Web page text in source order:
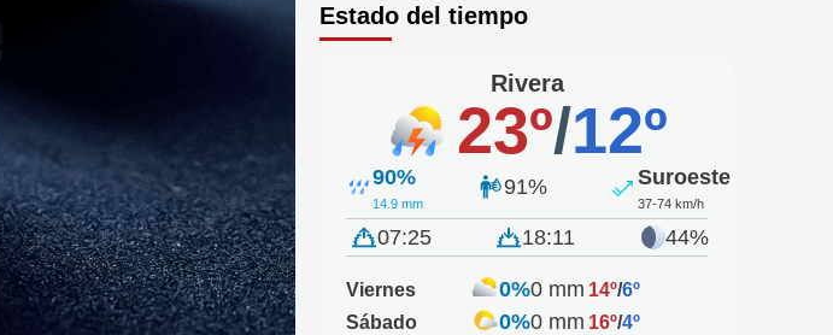
Estado del tiempo
Rivera
23º/12º
90%
14.9 mm
91% Suroeste
37-74 km/h
07:25 18:11 44%
Viernes 0%0 mm 14º/6º
Sábado
0%0 mm 16º/4º